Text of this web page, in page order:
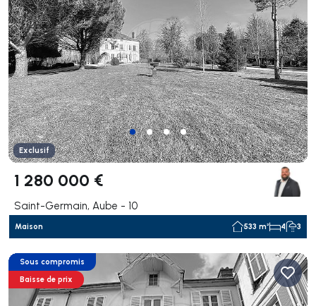
Exclusif
1 280 000 €
Saint-Germain, Aube - 10
Maison 533 m² 4 3
Sous compromis
Baisse de prix